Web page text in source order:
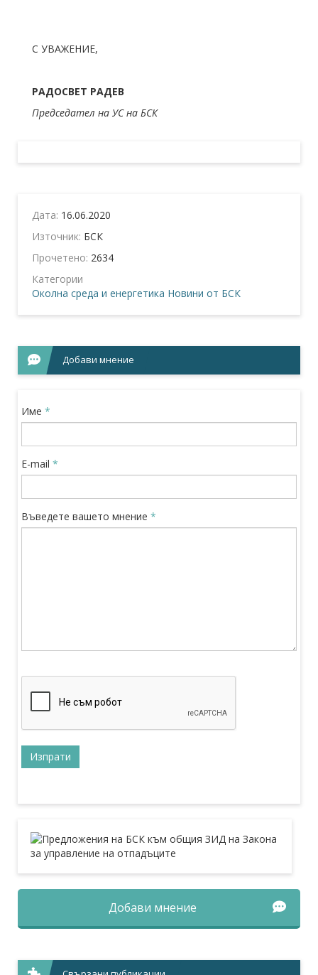
С УВАЖЕНИЕ,
РАДОСВЕТ РАДЕВ
Председател на УС на БСК
Дата: 16.06.2020
Източник: БСК
Прочетено: 2634
Категории
Околна среда и енергетика Новини от БСК
Добави мнение
Име *
E-mail *
Въведете вашето мнение *
Добави мнение